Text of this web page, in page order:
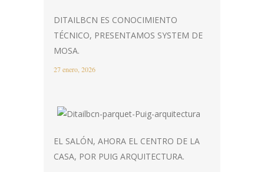
DITAILBCN ES CONOCIMIENTO
TÉCNICO, PRESENTAMOS SYSTEM DE
MOSA.
27 enero, 2026
EL SALÓN, AHORA EL CENTRO DE LA
CASA, POR PUIG ARQUITECTURA.